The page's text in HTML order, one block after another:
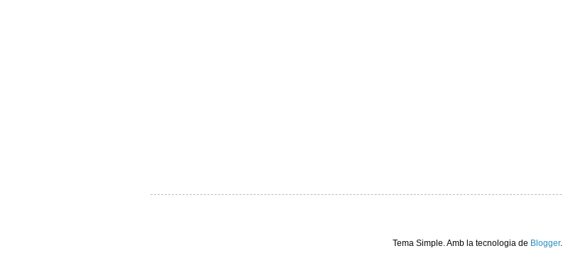
Tema Simple. Amb la tecnologia de Blogger.